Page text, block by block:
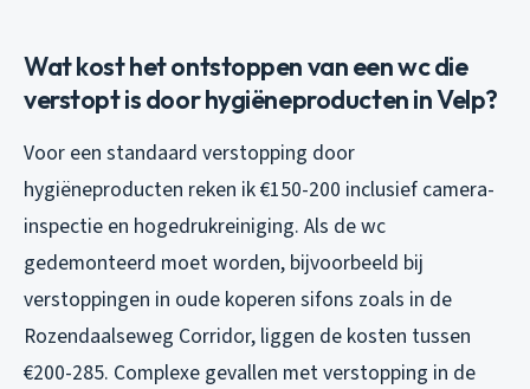
Wat kost het ontstoppen van een wc die
verstopt is door hygiëneproducten in Velp?
Voor een standaard verstopping door
hygiëneproducten reken ik €150-200 inclusief camera-
inspectie en hogedrukreiniging. Als de wc
gedemonteerd moet worden, bijvoorbeeld bij
verstoppingen in oude koperen sifons zoals in de
Rozendaalseweg Corridor, liggen de kosten tussen
€200-285. Complexe gevallen met verstopping in de